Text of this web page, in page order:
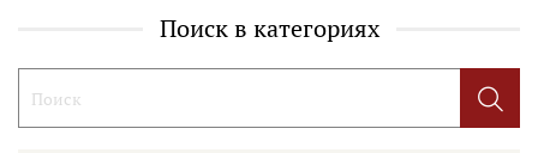
Поиск в категориях